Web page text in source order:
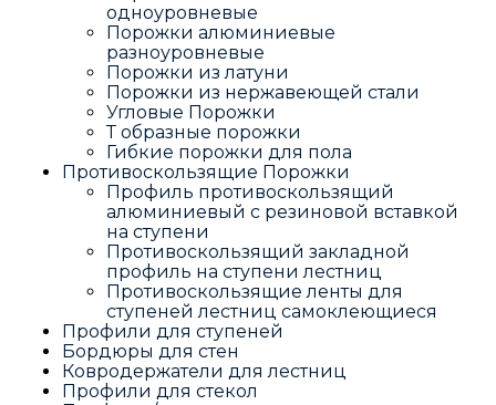
одноуровневые
Порожки алюминиевые
разноуровневые
Порожки из латуни
Порожки из нержавеющей стали
Угловые Порожки
Т образные порожки
Гибкие порожки для пола
Противоскользящие Порожки
Профиль противоскользящий
алюминиевый с резиновой вставкой
на ступени
Противоскользящий закладной
профиль на ступени лестниц
Противоскользящие ленты для
ступеней лестниц самоклеющиеся
Профили для ступеней
Бордюры для стен
Ковродержатели для лестниц
Профили для стекол